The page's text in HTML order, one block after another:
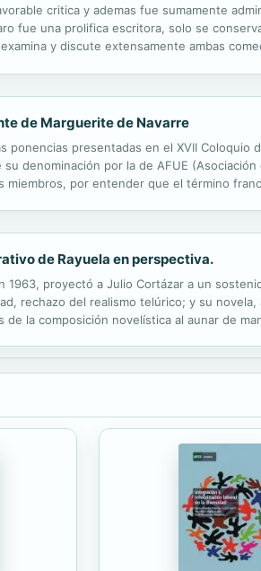
critica y ademas fue sumamente
fue una prolifica escritora, solo se
y discute extensamente ambas
de Marguerite de Navarre
presentadas en el XVII Coloquio
denominación por la de AFUE
miembros, por entender que el término
de Rayuela en perspectiva.
proyectó a Julio Cortázar a un
rechazo del realismo telúrico; y su
la composición novelística al aunar de